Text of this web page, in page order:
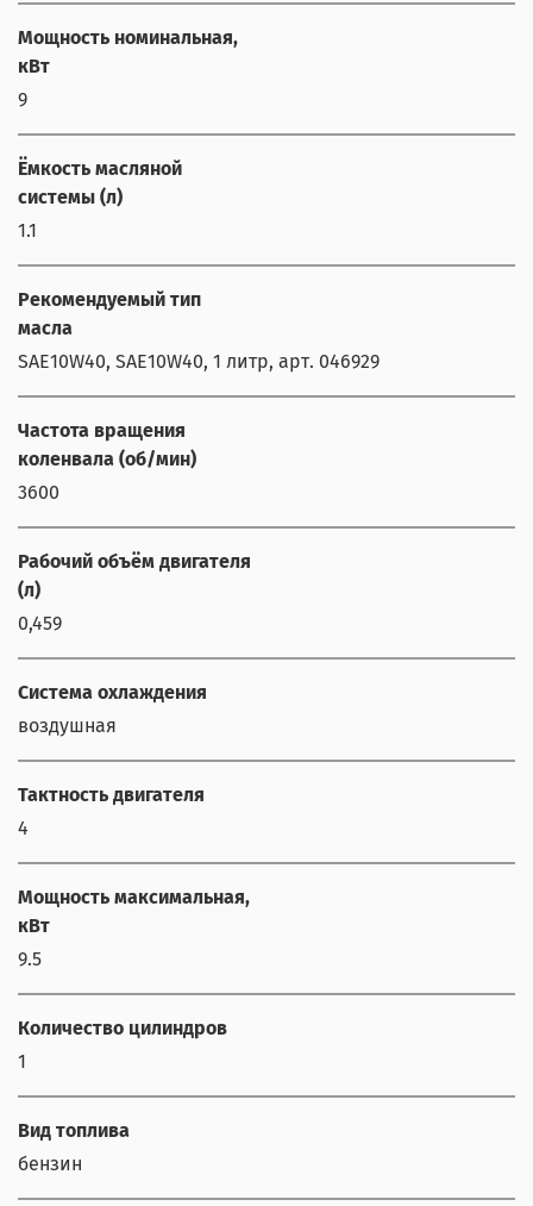
Мощность номинальная,
кВт
9
Ёмкость масляной
системы (л)
1.1
Рекомендуемый тип
масла
SAE10W40, SAE10W40, 1 литр, арт. 046929
Частота вращения
коленвала (об/мин)
3600
Рабочий объём двигателя
(л)
0,459
Система охлаждения
воздушная
Тактность двигателя
4
Мощность максимальная,
кВт
9.5
Количество цилиндров
1
Вид топлива
бензин